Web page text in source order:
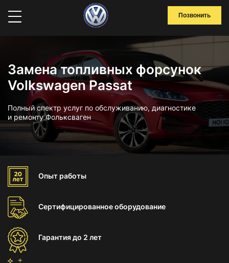
Позвонить
Замена топливных форсунок
Volkswagen Passat
Полный спектр услуг по обслуживанию, диагностике
и ремонту Фольксваген
Опыт работы
Сертифицированноеоборудование
Гарантиядо 2 лет